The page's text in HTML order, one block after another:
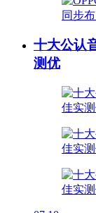
十大公认
测优